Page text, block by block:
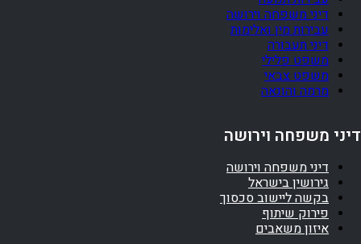
דיני משפחה וירושה
עבירות מין ואלימות
דיני תעבורה
משפט פלילי
משפט צבאי
מרמה והונאה
דיני משפחה וירושה
דיני משפחה וירושה
גירושין בישראל
בקשה ליישוב סכסוך
פירוק שיתוף
איזון משאבים